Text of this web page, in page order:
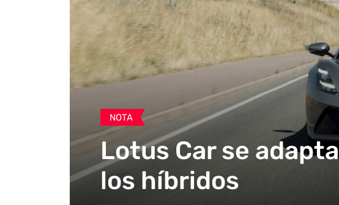
NOTA
Lotus Car se
los híbridos